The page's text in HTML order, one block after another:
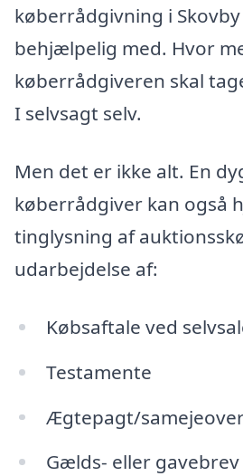
køberrådgivning i
behjælpelig med. Hvor
køberrådgiveren skal
I selvsagt selv.
Men det er ikke alt. En
køberrådgiver kan også
tinglysning af
udarbejdelse af:
Købsaftale ved
Testamente
Ægtepagt/
Gælds- eller gavebrev